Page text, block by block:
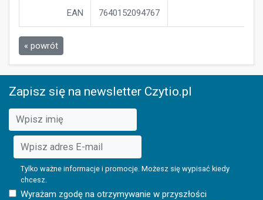
EAN 7640152094767
« powrót
Zapisz się na newsletter Czytio.pl
Tylko ważne informacje i promocje. Możesz się wypisać kiedy
chcesz.
Wyrażam zgodę na otrzymywanie w przyszłości